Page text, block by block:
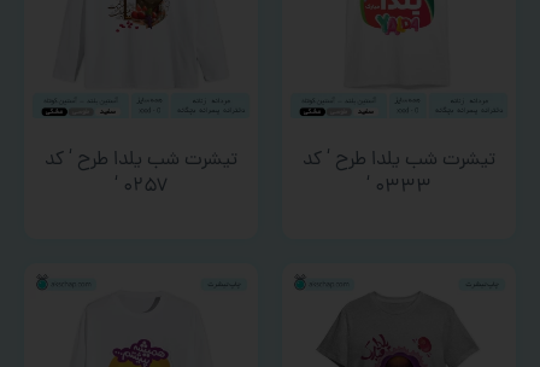
تیشرت شب یلدا طرح ‘ کد
۰۳۳۳ ‘
تیشرت شب یلدا طرح ‘ کد
۰۲۵۷ ‘